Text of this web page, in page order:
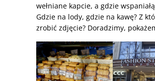
wełniane kapcie, a gdzie
Gdzie na lody, gdzie na kawę? Z
zrobić zdjęcie? Doradzimy,